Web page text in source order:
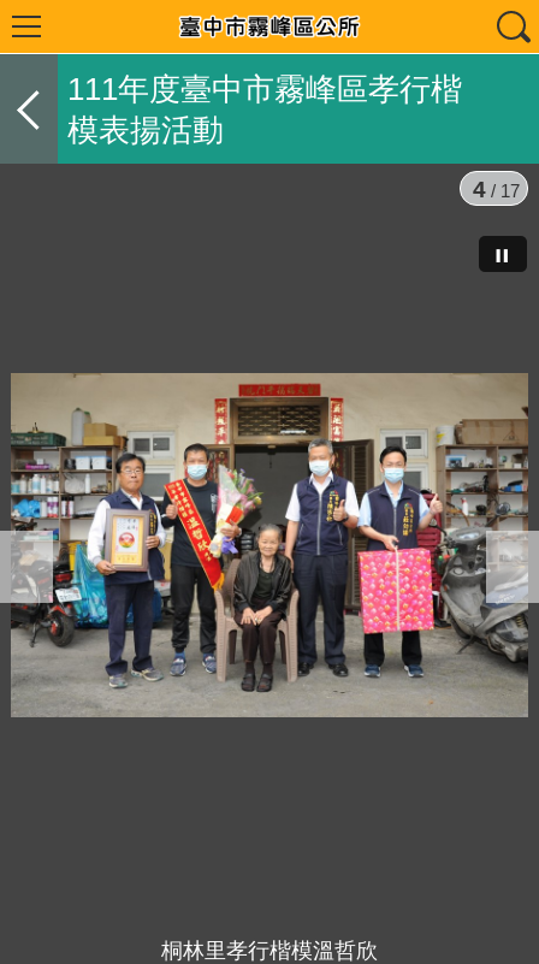
111年度臺中市霧峰區孝行楷
模表揚活動
桐林里孝行楷模溫哲欣
4 / 17